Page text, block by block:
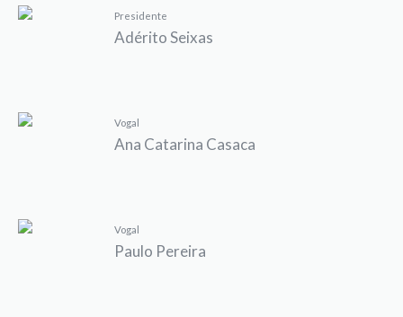
Presidente
Adérito Seixas
Vogal
Ana Catarina Casaca
Vogal
Paulo Pereira